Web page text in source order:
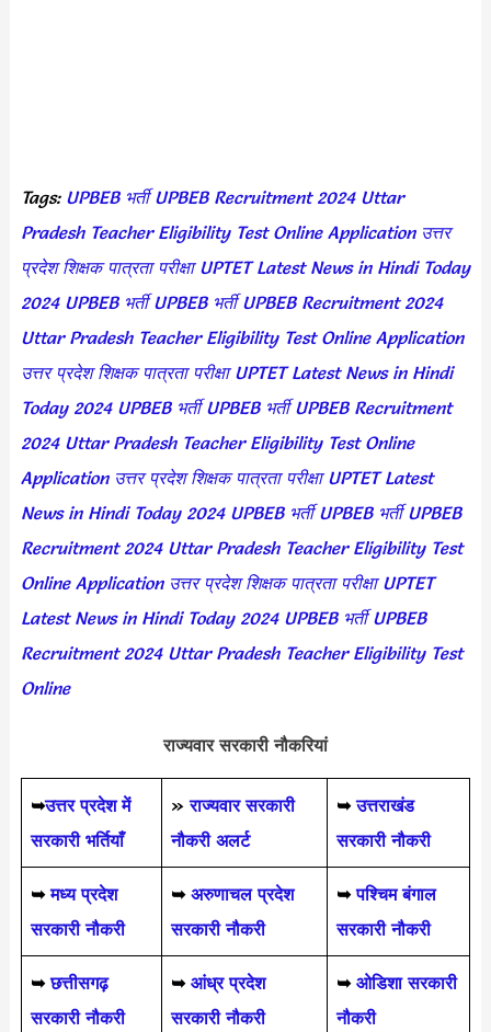
Tags: UPBEB भर्तीUPBEB Recruitment 2024Uttar
Pradesh Teacher Eligibility Test Online Application उत्तर
प्रदेश शिक्षक पात्रता परीक्षा UPTET Latest News in Hindi Today
2024 UPBEB भर्तीUPBEB भर्तीUPBEB Recruitment 2024
Uttar Pradesh Teacher Eligibility Test Online Application
उत्तर प्रदेश शिक्षक पात्रता परीक्षा UPTET Latest News in Hindi
Today 2024 UPBEB भर्ती UPBEB भर्तीUPBEB Recruitment
2024Uttar Pradesh Teacher Eligibility Test Online
Application उत्तर प्रदेश शिक्षक पात्रता परीक्षा UPTET Latest
News in Hindi Today 2024 UPBEB भर्ती UPBEB भर्तीUPBEB
Recruitment 2024Uttar Pradesh Teacher Eligibility Test
Online Application उत्तर प्रदेश शिक्षक पात्रता परीक्षा UPTET
Latest News in Hindi Today 2024 UPBEB भर्ती UPBEB
Recruitment 2024Uttar Pradesh Teacher Eligibility Test
Online
राज्यवार सरकारी नौकरियां
➥उत्तर प्रदेश में
सरकारी भर्तियाँ
»राज्यवार सरकारी
नौकरी अलर्ट
➥ उत्तराखंड
सरकारी नौकरी
➥ मध्य प्रदेश
सरकारी नौकरी
➥ अरुणाचल प्रदेश
सरकारी नौकरी
➥ पश्चिम बंगाल
सरकारी नौकरी
➥ छत्तीसगढ़
सरकारी नौकरी
➥ आंध्र प्रदेश
सरकारी नौकरी
➥ ओडिशा सरकारी
नौकरी